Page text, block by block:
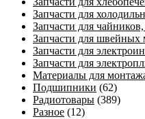
Запчасти для
Запчасти для
Запчасти для
Запчасти для
Запчасти для
Материалы для
Подшипники (62)
Радиотовары (389)
Разное (12)